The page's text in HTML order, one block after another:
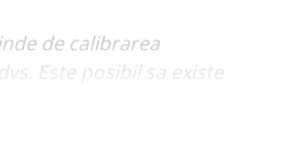
de calibrarea
Este posibil sa existe